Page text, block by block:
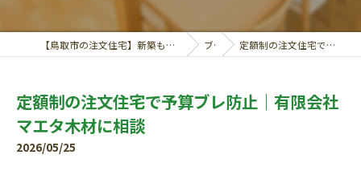
【鳥取市の注文住宅】新築も対応の工務店｜価格相談受付中｜有限会社マエタ木材 ブログ 定額制の注文住宅で予算ブレ防止｜有限会社マエタ木材に相談
定額制の注文住宅で予算ブレ防止｜有限会社
マエタ木材に相談
2026/05/25